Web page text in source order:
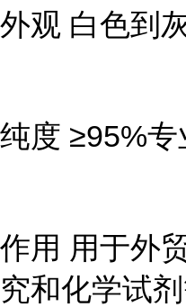
外观 白色到
纯度 ≥95%专
作用 用于外
究和化学试